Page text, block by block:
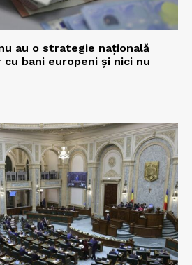
au o strategie națională
bani europeni și nici nu